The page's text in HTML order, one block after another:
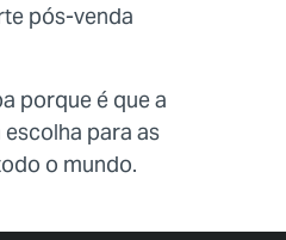
pós-venda
porque é que a
escolha para as
o mundo.